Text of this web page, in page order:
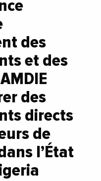
des
et des
des
directs
de
l’État